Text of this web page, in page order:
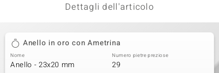
Dettagli dell'articolo
Anello in oro con Ametrina
Nome
Anello - 23x20 mm
Numero pietre preziose
29